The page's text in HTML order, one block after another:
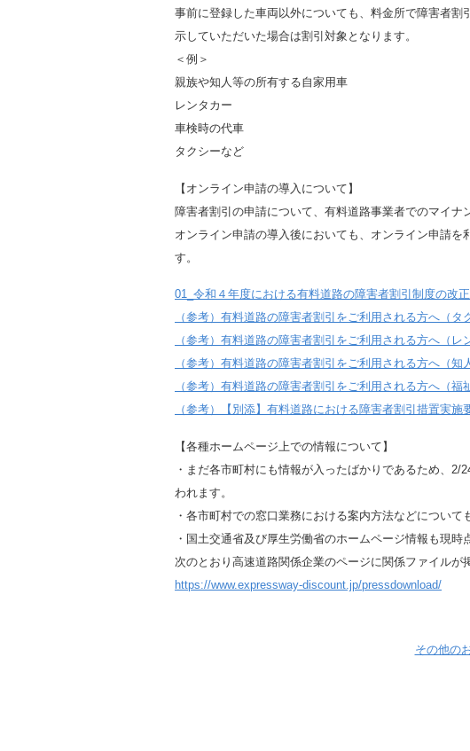
事前に登録した車両以外についても、料金所で障害者
示していただいた場合は割引対象となります。
＜例＞
親族や知人等の所有する自家用車
レンタカー
車検時の代車
タクシーなど
【オンライン申請の導入について】
障害者割引の申請について、有料道路事業者でのマイナ
オンライン申請の導入後においても、オンライン申請
す。
01_令和４年度における有料道路の障害者割引制度の改
（参考）有料道路の障害者割引をご利用される方へ（タ
（参考）有料道路の障害者割引をご利用される方へ（レ
（参考）有料道路の障害者割引をご利用される方へ（知
（参考）有料道路の障害者割引をご利用される方へ（福
（参考）【別添】有料道路における障害者割引措置実施
【各種ホームページ上での情報について】
・まだ各市町村にも情報が入ったばかりであるため、
われます。
・各市町村での窓口業務における案内方法などについて
・国土交通省及び厚生労働省のホームページ情報も現
次のとおり高速道路関係企業のページに関係ファイルが
https://www.expressway-discount.jp/pressdownload/
その他の